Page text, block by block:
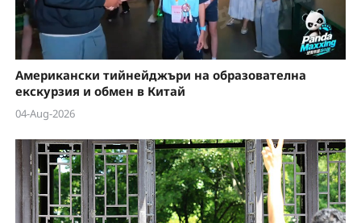
Американски тийнейджъри на образователна
екскурзия и обмен в Китай
04-Aug-2026